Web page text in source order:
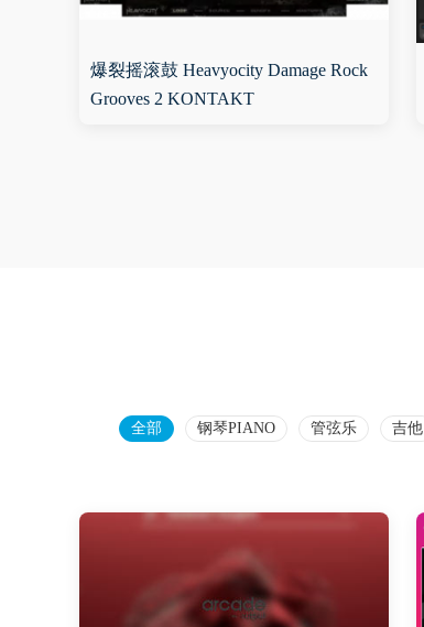
爆裂摇滚鼓 Heavyocity Damage Rock
Grooves 2 KONTAKT
全部 钢琴PIANO 管弦乐 吉他